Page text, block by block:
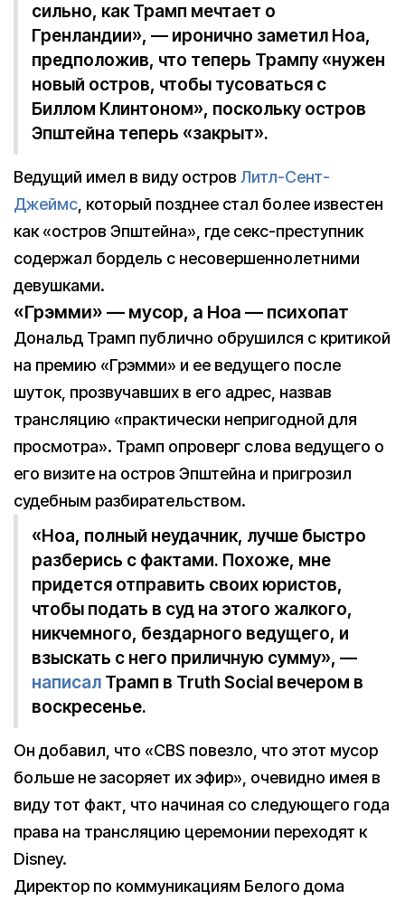
сильно, как Трамп мечтает о
Гренландии», — иронично заметил Ноа,
предположив, что теперь Трампу «нужен
новый остров, чтобы тусоваться с
Биллом Клинтоном», поскольку остров
Эпштейна теперь «закрыт».
Ведущий имел в виду остров Литл-Сент-
Джеймс, который позднее стал более известен
как «остров Эпштейна», где секс-преступник
содержал бордель с несовершеннолетними
девушками.
«Грэмми» — мусор, а Ноа — психопат
Дональд Трамп публично обрушился с критикой
на премию «Грэмми» и ее ведущего после
шуток, прозвучавших в его адрес, назвав
трансляцию «практически непригодной для
просмотра». Трамп опроверг слова ведущего о
его визите на остров Эпштейна и пригрозил
судебным разбирательством.
«Ноа, полный неудачник, лучше быстро
разберись с фактами. Похоже, мне
придется отправить своих юристов,
чтобы подать в суд на этого жалкого,
никчемного, бездарного ведущего, и
взыскать с него приличную сумму», —
написал Трамп в Truth Social вечером в
воскресенье.
Он добавил, что «CBS повезло, что этот мусор
больше не засоряет их эфир», очевидно имея в
виду тот факт, что начиная со следующего года
права на трансляцию церемонии переходят к
Disney.
Директор по коммуникациям Белого дома